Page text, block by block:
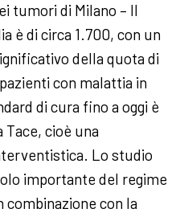
tumori di Milano – Il
è di circa 1.700, con un
della quota di
con malattia in
di cura fino a oggi è
cioè una
Lo studio
importante del regime
con la